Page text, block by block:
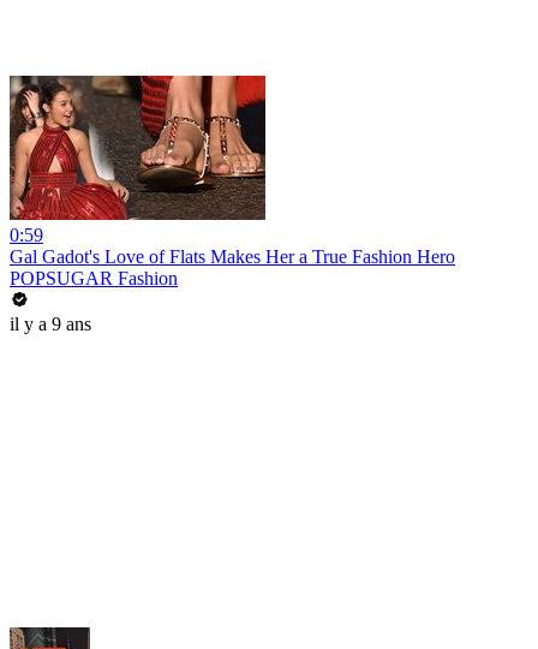
0:59
Gal Gadot's Love of Flats Makes Her a True Fashion Hero
POPSUGAR Fashion
il y a 9 ans